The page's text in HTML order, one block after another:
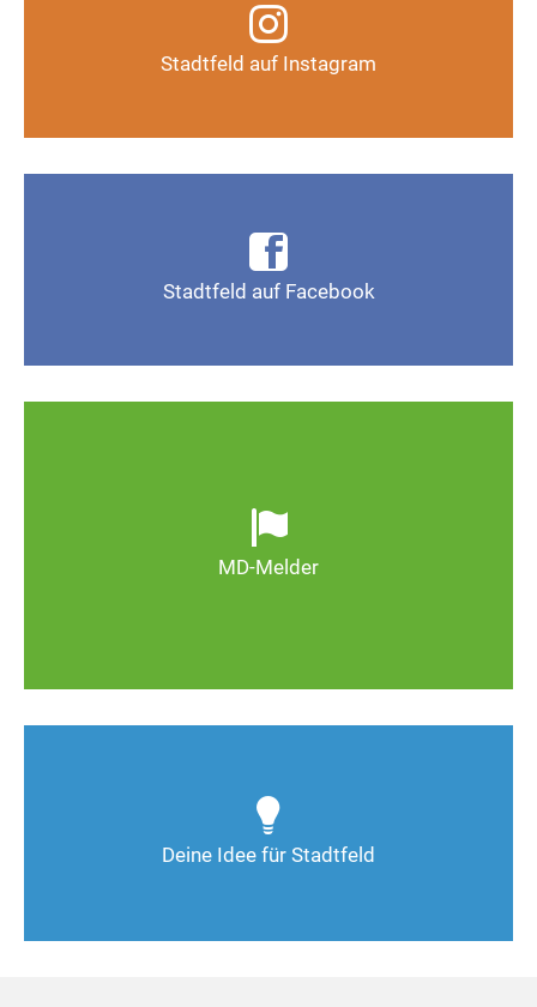
Stadtfeld auf Instagram
Instagram-Kanal
Auf Instagram folgen
Stadtfeld auf Facebook
Seite Magdeburg-Stadtfeld
MD-Melder
wild entsorgter Müll. Melden Sie Mängel, damit
Magdeburg schöner und lebenswerter wird.
Deine Idee für Stadtfeld
Deine Ideen sind gefragt!